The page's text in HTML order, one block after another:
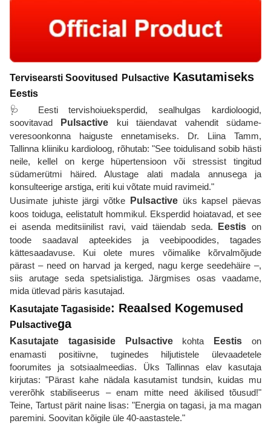
Tervisearsti Soovitused Pulsactive Kasutamiseks
Eestis
🩺 Eesti tervishoiueksperdid, sealhulgas kardioloogid,
soovitavad
Pulsactive kui täiendavat vahendit südame-
veresoonkonna haiguste ennetamiseks. Dr. Liina Tamm,
Tallinna kliiniku kardioloog, rõhutab: "See toidulisand sobib hästi
neile, kellel on kerge hüpertensioon või stressist tingitud
südamerütmi häired. Alustage alati madala annusega ja
konsulteerige arstiga, eriti kui võtate muid ravimeid."
Uusimate juhiste järgi võtke
Pulsactiveüks kapsel päevas
koos toiduga, eelistatult hommikul. Eksperdid hoiatavad, et see
ei asenda meditsiinilist ravi, vaid täiendab seda.
Eestis on
toode saadaval apteekides ja veebipoodides, tagades
kättesaadavuse. Kui olete mures võimalike kõrvalmõjude
pärast – need on harvad ja kerged, nagu kerge seedehäire –,
siis arutage seda spetsialistiga. Järgmises osas vaadame,
mida ütlevad päris kasutajad.
Kasutajate Tagasiside: Reaalsed Kogemused
Pulsactivega
Kasutajate tagasiside Pulsactivekohta Eestis on
enamasti positiivne, tuginedes hiljutistele ülevaadetele
foorumites ja sotsiaalmeedias. Üks Tallinnas elav kasutaja
kirjutas: "Pärast kahe nädala kasutamist tundsin, kuidas mu
vererõhk stabiliseerus – enam mitte need äkilised tõusud!"
Teine, Tartust pärit naine lisas: "Energia on tagasi, ja ma magan
paremini. Soovitan kõigile üle 40-aastastele."